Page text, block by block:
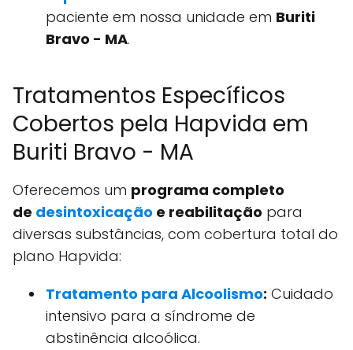
paciente em nossa unidade em Buriti
Bravo - MA.
Tratamentos Específicos
Cobertos pela Hapvida em
Buriti Bravo - MA
Oferecemos um programa completo
de desintoxicação e reabilitação para
diversas substâncias, com cobertura total do
plano Hapvida:
Tratamento para Alcoolismo: Cuidado
intensivo para a síndrome de
abstinência alcoólica.